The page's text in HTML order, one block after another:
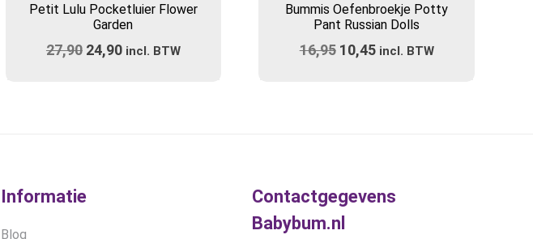
heeft
meerdere
variaties.
Petit Lulu Pocketluier Flower
Garden
27,90 Oorspronkelijke
24,90Huidige
incl. BTW
heeft
meerdere
variaties.
productpagina
Bummis Oefenbroekje Potty
Pant Russian Dolls
16,95 Oorspronkelijke
10,45Huidige
incl. BTW
Informatie
Blog
Contactgegevens
Babybum.nl